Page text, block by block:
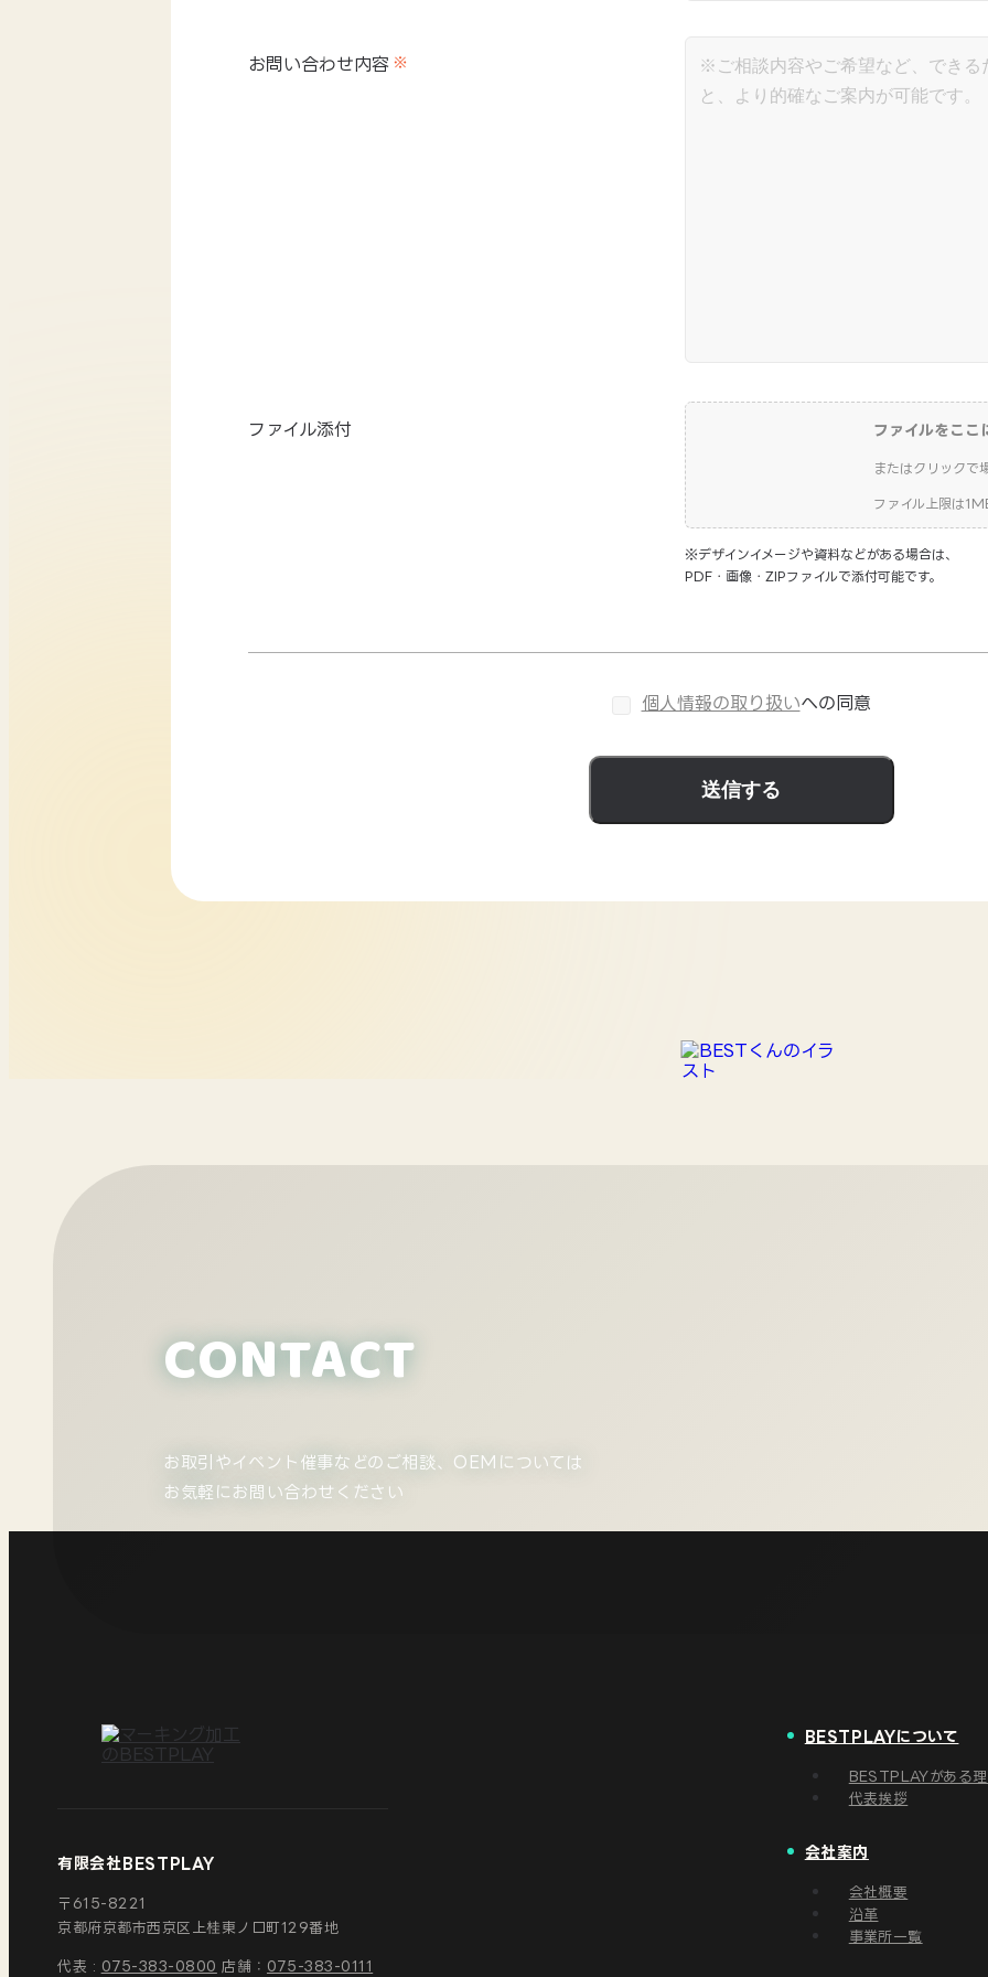
お問い合わせ内容 ※
ファイル添付 ファイルをここ
またはクリックで
ファイル上限は
※デザインイメージや資料などがある場合は、
PDF・画像・ZIPファイルで添付可能です。
個人情報の取り扱いへの同意
CONTACT
お取引やイベント催事などのご相談、 OEMについては
お気軽にお問い合わせください
有限会社BESTPLAY
〒615-8221
京都府京都市西京区
上桂東ノ口町129番地
代表 : 075-383-0800 店舗： 075-383-0111
BESTPLAYについて
BESTPLAYがある
代表挨拶
会社案内
会社概要
沿革
事業所一覧